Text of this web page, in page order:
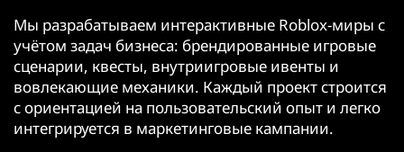
Мы разрабатываем интерактивные Roblox-миры с
учётом задач бизнеса: брендированные игровые
сценарии, квесты, внутриигровые ивенты и
вовлекающие механики. Каждый проект строится
с ориентацией на пользовательский опыт и легко
интегрируется в маркетинговые кампании.